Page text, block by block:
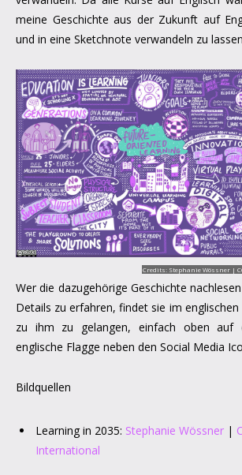
meine Geschichte aus der Zukunft auf
und in eine Sketchnote verwandeln zu
Credits: Stephanie Wössner|
Wer die dazugehörige Geschichte
Details zu erfahren, findet sie im
zu ihm zu gelangen, einfach oben auf
englische Flagge neben den Social Media
Bildquellen
Learning in 2035: Stephanie Wössner |
International